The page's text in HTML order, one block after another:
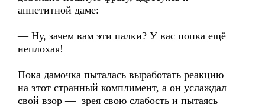
аппетитной даме:
— Ну, зачем вам эти палки? У вас попка ещё
неплохая!
Пока дамочка пыталась выработать реакцию
на этот странный комплимент, а он услаждал
свой взор — зрея свою слабость и пытаясь